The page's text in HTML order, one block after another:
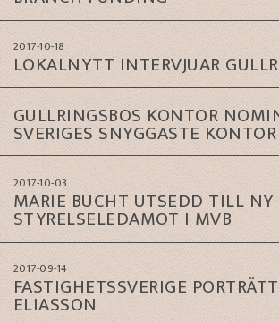
2017-10-18
LOKALNYTT INTERVJUAR
GULLRINGSBOS KONTOR
SVERIGES SNYGGASTE
2017-10-03
MARIE BUCHT UTSEDD TILL NY
STYRELSELEDAMOT I MVB
2017-09-14
FASTIGHETSSVERIGE
ELIASSON